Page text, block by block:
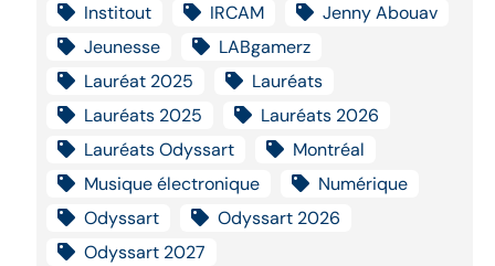
Institout
IRCAM
Jenny Abouav
Jeunesse
LABgamerz
Lauréat 2025
Lauréats
Lauréats 2025
Lauréats 2026
Lauréats Odyssart
Montréal
Musique électronique
Numérique
Odyssart
Odyssart 2026
Odyssart 2027